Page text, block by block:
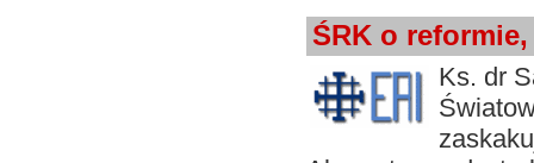
ŚRK o
Ks. dr